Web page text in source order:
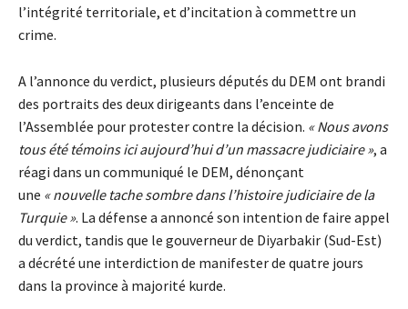
l’intégrité territoriale, et d’incitation à commettre un
crime.
A l’annonce du verdict, plusieurs députés du DEM ont brandi
des portraits des deux dirigeants dans l’enceinte de
l’Assemblée pour protester contre la décision. « Nous avons
tous été témoins ici aujourd’hui d’un massacre judiciaire », a
réagi dans un communiqué le DEM, dénonçant
une « nouvelle tache sombre dans l’histoire judiciaire de la
Turquie ». La défense a annoncé son intention de faire appel
du verdict, tandis que le gouverneur de Diyarbakir (Sud-Est)
a décrété une interdiction de manifester de quatre jours
dans la province à majorité kurde.